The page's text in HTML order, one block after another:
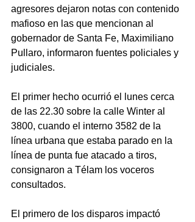
agresores dejaron notas con contenido
mafioso en las que mencionan al
gobernador de Santa Fe, Maximiliano
Pullaro, informaron fuentes policiales y
judiciales.
El primer hecho ocurrió el lunes cerca
de las 22.30 sobre la calle Winter al
3800, cuando el interno 3582 de la
línea urbana que estaba parado en la
línea de punta fue atacado a tiros,
consignaron a Télam los voceros
consultados.
El primero de los disparos impactó